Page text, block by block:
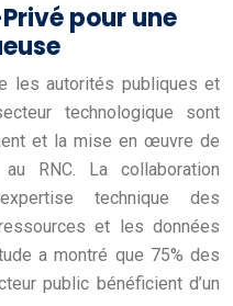
pour une
les autorités publiques et
technologique sont
et la mise en œuvre de
RNC. La collaboration
technique des
et les données
a montré que 75% des
public bénéficient d’un